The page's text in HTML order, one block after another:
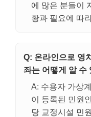
에 많은 분들이
황과 필요에 따
Q: 온라인으로 영
좌는 어떻게 알 수
A: 수용자 가상
이 등록된 민원
당 교정시설 민